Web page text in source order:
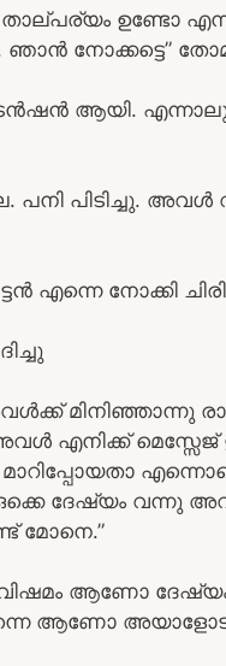
ഉണ്ടോ
ഞാൻ നോക്കട്ടെ”
ആയി.
പിടിച്ചു. അവൾ
എന്നെ നോക്കി
മിനിഞ്ഞാന്നു
എനിക്ക് മെസ്സേജ്
മാറിപ്പോയതാ
ദേഷ്യം വന്നു
മോനെ.”
വിഷമം ആണോ
ആണോ അയാളോട്